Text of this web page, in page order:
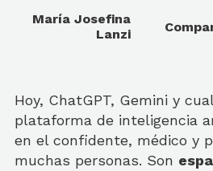
María Josefina
Lanzi
Hoy, ChatGPT, Gemini y
plataforma de inteligencia
en el confidente, médico y
muchas personas. Son